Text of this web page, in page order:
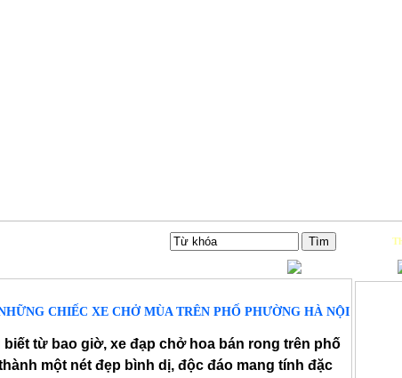
CHIẾC XE CHỞ MÙA TRÊN PHỐ PHƯỜNG HÀ NỘI
biết từ bao giờ, xe đạp chở hoa bán rong trên phố
một nét đẹp bình dị, độc đáo mang tính đặc